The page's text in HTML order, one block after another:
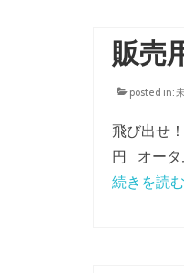
販売
posted in:
飛び出せ
円 オータ
続きを読む